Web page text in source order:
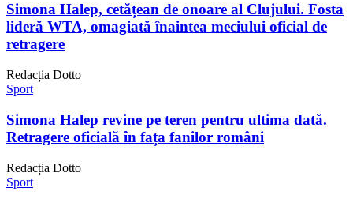
Simona Halep, cetățean de onoare al Clujului. Fosta
lideră WTA, omagiată înaintea meciului oficial de
retragere
Redacția Dotto
Sport
Simona Halep revine pe teren pentru ultima dată.
Retragere oficială în fața fanilor români
Redacția Dotto
Sport